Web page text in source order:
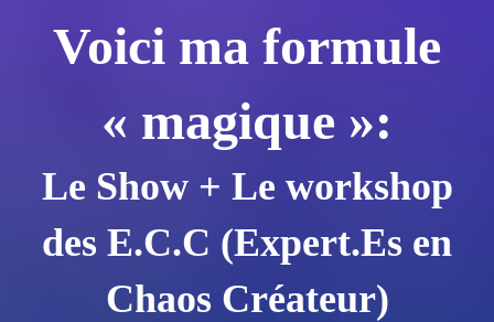
Voici ma formule
« magique »:
Le Show + Le workshop
des E.C.C (Expert.Es en
Chaos Créateur)